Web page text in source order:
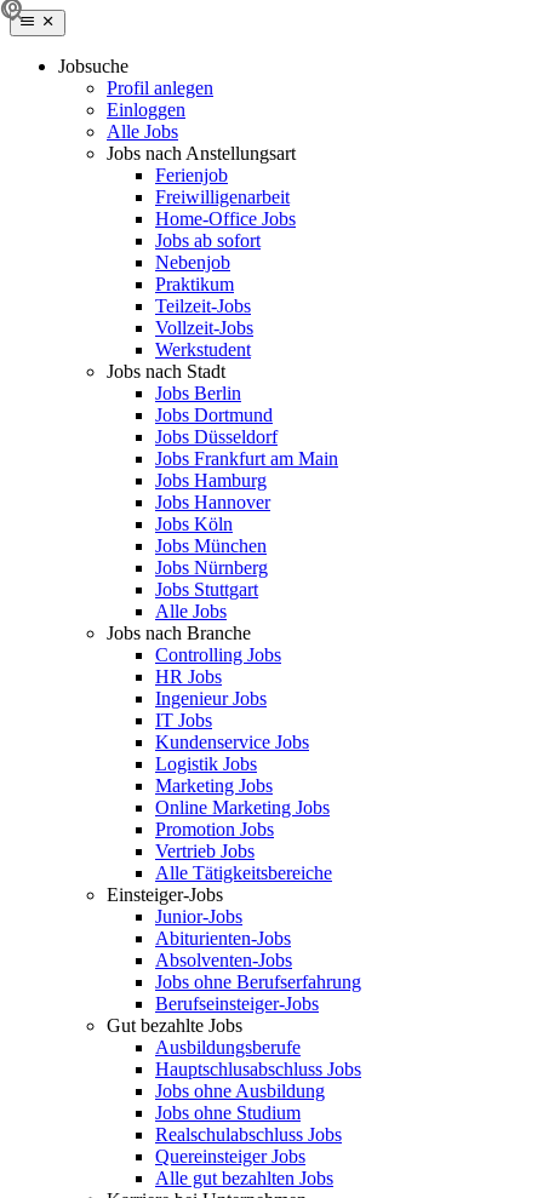
Jobsuche
Profil anlegen
Einloggen
Alle Jobs
Jobs nach Anstellungsart
Ferienjob
Freiwilligenarbeit
Home-Office Jobs
Jobs ab sofort
Nebenjob
Praktikum
Teilzeit-Jobs
Vollzeit-Jobs
Werkstudent
Jobs nach Stadt
Jobs Berlin
Jobs Dortmund
Jobs Düsseldorf
Jobs Frankfurt am Main
Jobs Hamburg
Jobs Hannover
Jobs Köln
Jobs München
Jobs Nürnberg
Jobs Stuttgart
Alle Jobs
Jobs nach Branche
Controlling Jobs
HR Jobs
Ingenieur Jobs
IT Jobs
Kundenservice Jobs
Logistik Jobs
Marketing Jobs
Online Marketing Jobs
Promotion Jobs
Vertrieb Jobs
Alle Tätigkeitsbereiche
Einsteiger-Jobs
Junior-Jobs
Abiturienten-Jobs
Absolventen-Jobs
Jobs ohne Berufserfahrung
Berufseinsteiger-Jobs
Gut bezahlte Jobs
Ausbildungsberufe
Hauptschlusabschluss Jobs
Jobs ohne Ausbildung
Jobs ohne Studium
Realschulabschluss Jobs
Quereinsteiger Jobs
Alle gut bezahlten Jobs